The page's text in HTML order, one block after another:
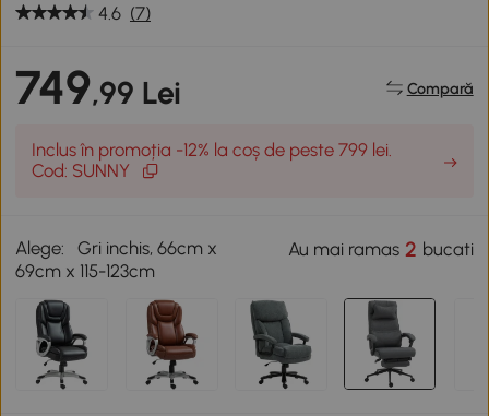
4.6 (7)
749,99 Lei Compară
Inclus în promoția -12% la coș de peste 799 lei.
Cod: SUNNY
Alege:
Gri inchis, 66cm x
69cm x 115-123cm
Au mai ramas2 bucati